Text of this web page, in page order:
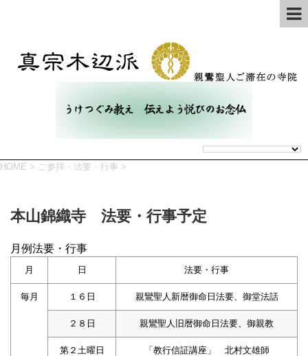
HOME > ご参拝・法要・行事 >
本山錦織寺 法要・行事予定
月例法要・行事
月 日 法要・行事
毎月 １６日 親鸞聖人新暦御命日法要、御堂法話
２８日 親鸞聖人旧暦御命日法要、御親教
第２土曜日
「教行信証講座」 北村文雄師